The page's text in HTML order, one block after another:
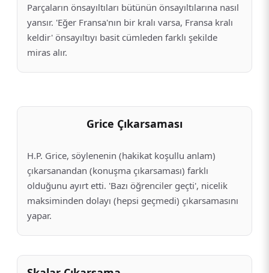
Parçaların önsayıltıları bütünün önsayıltılarına nasıl
yansır. 'Eğer Fransa'nın bir kralı varsa, Fransa kralı
keldir' önsayıltıyı basit cümleden farklı şekilde
miras alır.
Grice Çıkarsaması
H.P. Grice, söylenenin (hakikat koşullu anlam)
çıkarsanandan (konuşma çıkarsaması) farklı
olduğunu ayırt etti. 'Bazı öğrenciler geçti', nicelik
maksiminden dolayı (hepsi geçmedi) çıkarsamasını
yapar.